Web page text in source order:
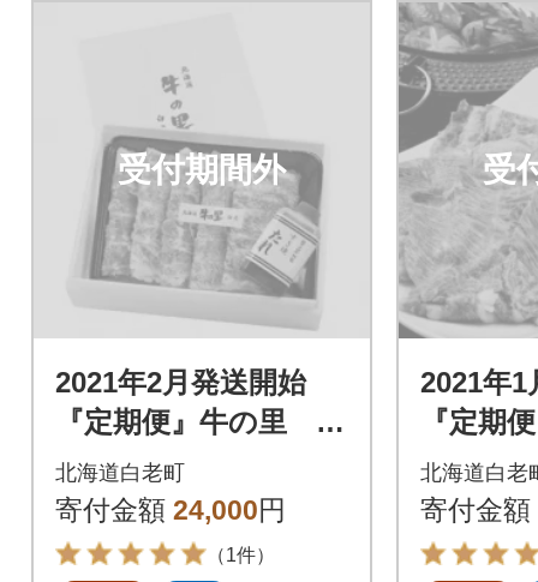
受付期間外
2021年2月発送開始
『定期便』牛の里 高
級黒毛和牛「白老牛」
の贅沢詰め合わせセ
ットA全2回
北海道白老町
寄付金額 24,000円
（1件）
受
2021年1
『定期
級黒毛
の贅沢
ットB全
北海道白老
寄付金額